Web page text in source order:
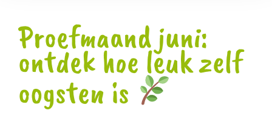
Proefmaand juni:
ontdek hoe leuk zelf
oogsten is